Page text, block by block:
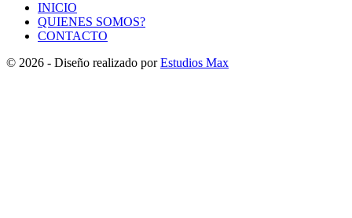
INICIO
QUIENES SOMOS?
CONTACTO
© 2026 - Diseño realizado porEstudios Max